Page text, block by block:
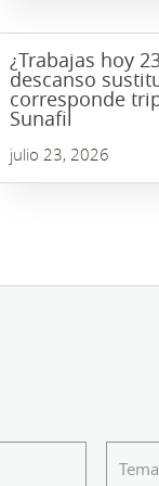
¿Trabajas hoy
descanso
corresponde
Sunafil
julio 23, 2026